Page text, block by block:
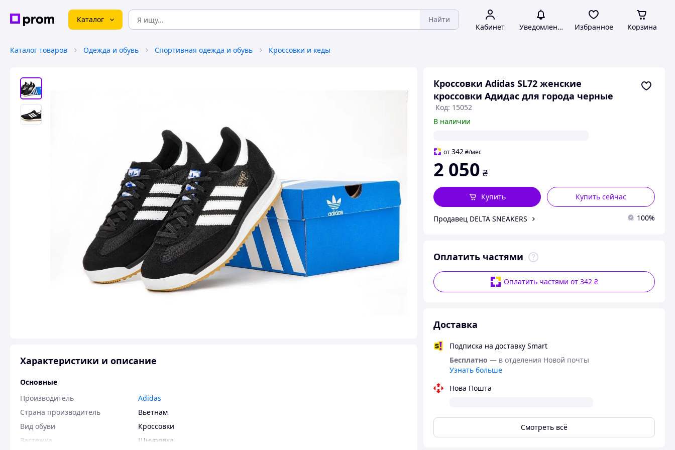
Каталог Найти
Кабинет Уведомления Избранное Корзина
Каталог товаров Одежда и обувь Спортивная одежда и обувь Кроссовки и кеды
Кроссовки Adidas SL72 женские
кроссовки Адидас для города черные
Код: 15052
В наличии
от342 ₴/мес
2 050 ₴
Купить сейчас
Купить
Продавец DELTA SNEAKERS 100%
Оплатить частями
Оплатить частями от 342 ₴
Доставка
Подписка на доставку Smart
Бесплатно — в отделения Новой почты
Узнать больше
Нова Пошта
Смотреть всё
Характеристики и описание
Основные
Производитель
Adidas
Страна производитель
Вьетнам
Вид обуви
Кроссовки
Застежка
Шнуровка